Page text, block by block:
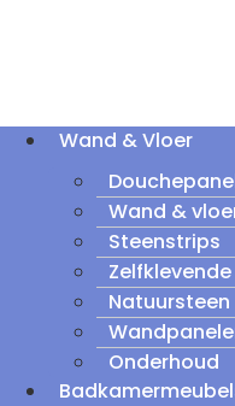
Wand & Vloer
Wand &
Steenstrips
Onderhoud